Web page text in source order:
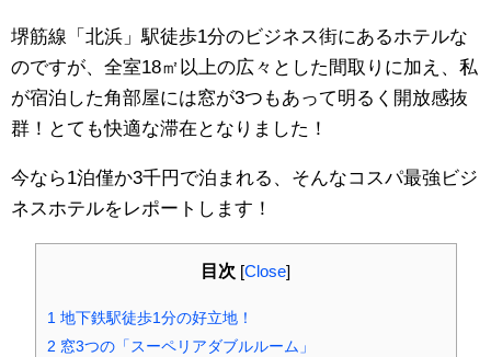
堺筋線「北浜」駅徒歩1分のビジネス街にあるホテルな
のですが、全室18㎡以上の広々とした間取りに加え、私
が宿泊した角部屋には窓が3つもあって明るく開放感抜
群！とても快適な滞在となりました！
今なら1泊僅か3千円で泊まれる、そんなコスパ最強ビジ
ネスホテルをレポートします！
目次 [Close]
1地下鉄駅徒歩1分の好立地！
2 窓3つの「スーペリアダブルルーム」